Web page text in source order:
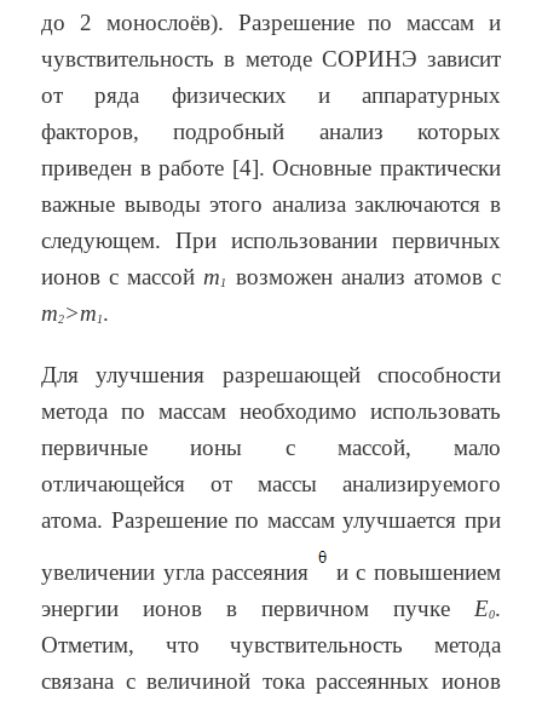
до 2 монослоёв). Разрешение по массам и
чувствительность в методе СОРИНЭ зависит
от ряда физических и аппаратурных
факторов, подробный анализ которых
приведен в работе [4]. Основные практически
важные выводы этого анализа заключаются в
следующем. При использовании первичных
ионов с массой m1
возможен анализ атомов с
m2>m1.
Для улучшения разрешающей способности
метода по массам необходимо использовать
первичные ионы с массой, мало
отличающейся от массы анализируемого
атома. Разрешение по массам улучшается при
увеличении угла рассеяния
и с повышением
энергии ионов в первичном пучке Е0.
Отметим, что чувствительность метода
связана с величиной тока рассеянных ионов